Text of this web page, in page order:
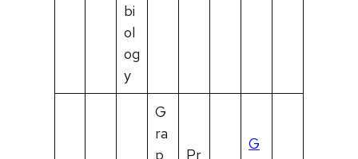
bi
ol
og
y
G
ra
p
Pr
G